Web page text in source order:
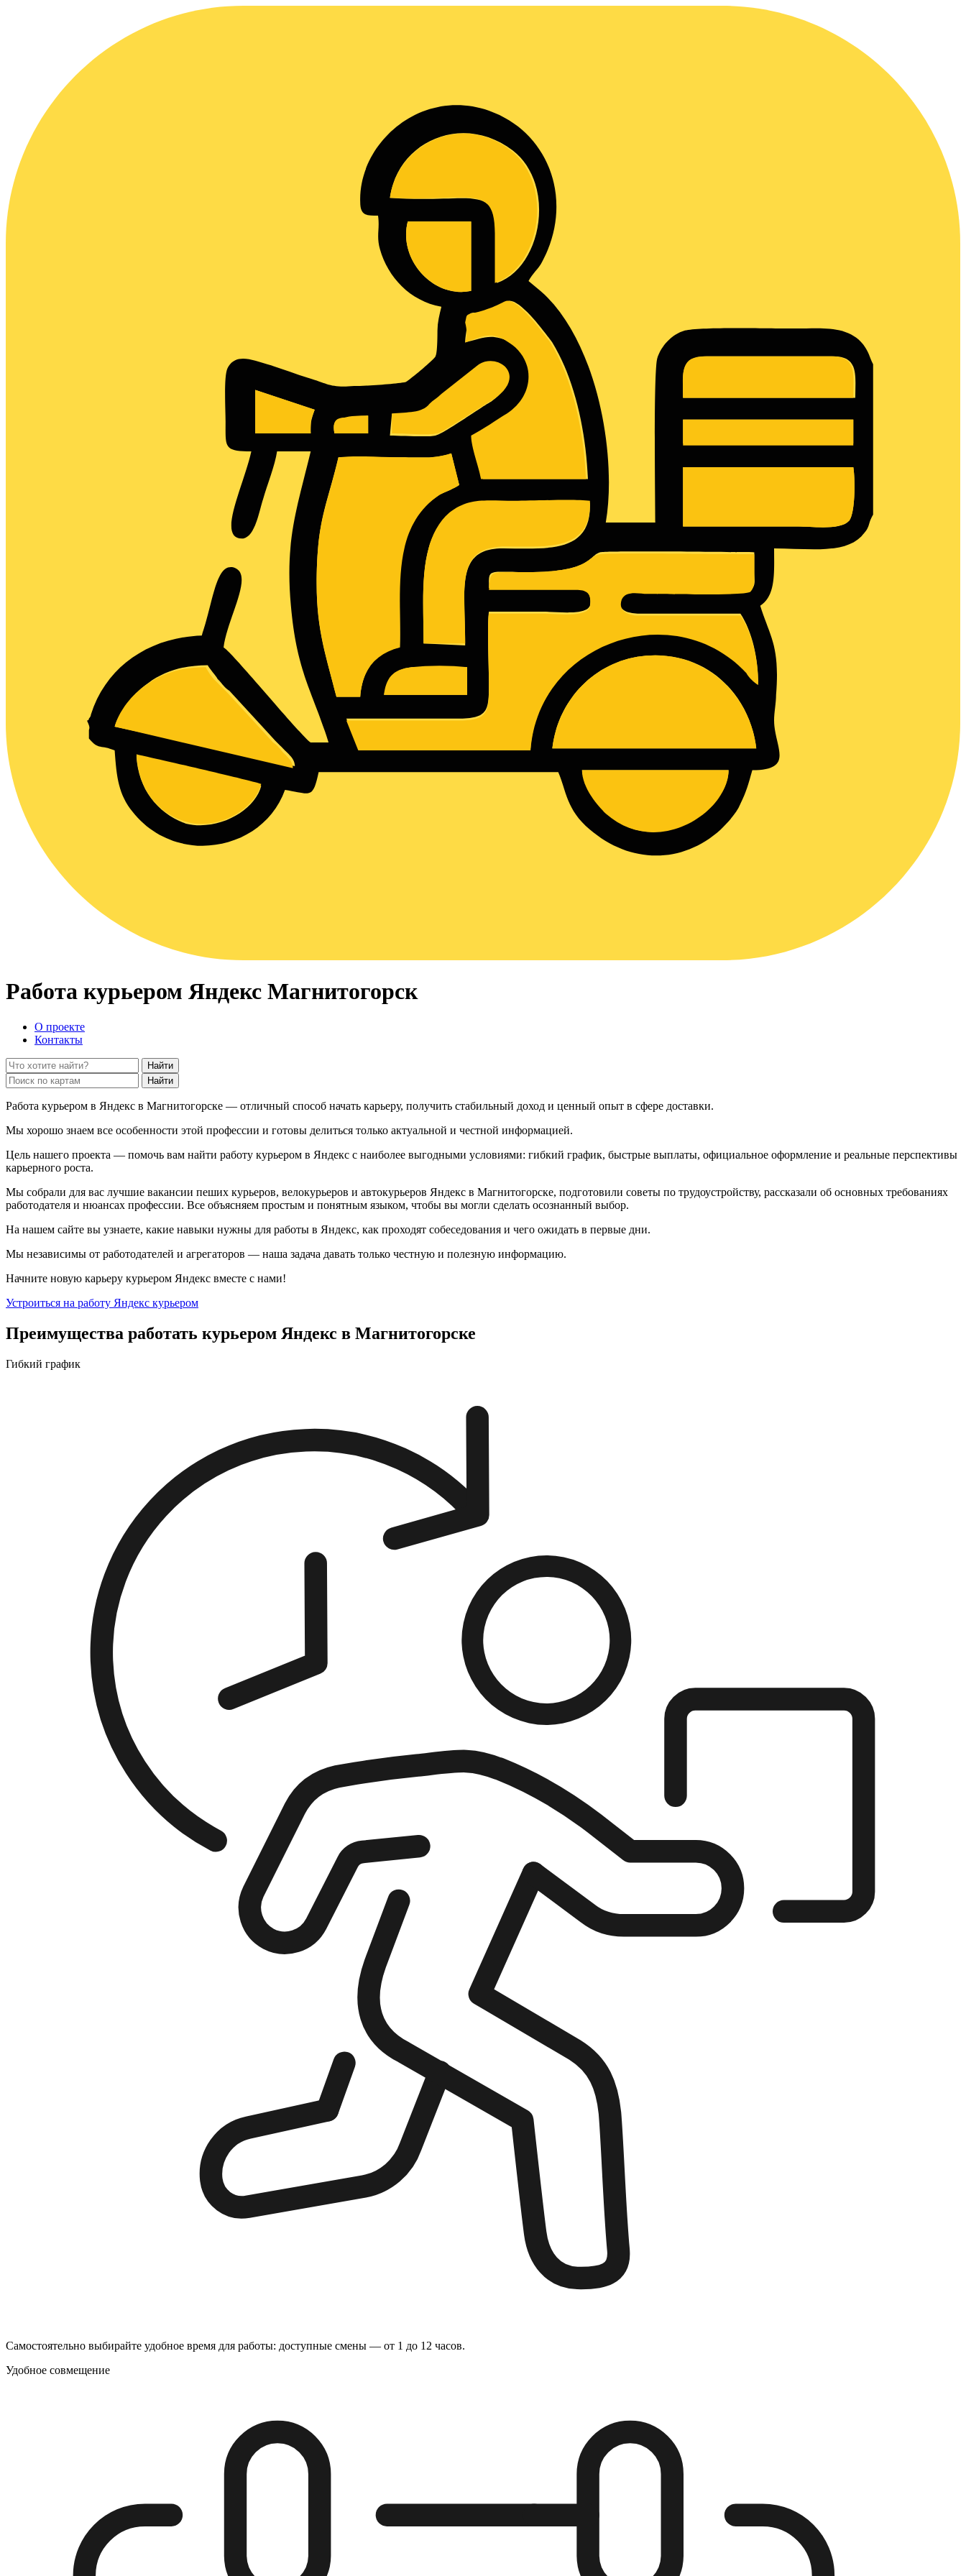
Работа курьером Яндекс Магнитогорск
О проекте
Контакты
Найти
Найти
Работа курьером в Яндекс в Магнитогорске — отличный способ начать карьеру, получить стабильный доход и ценный опыт в сфере доставки.
Мы хорошо знаем все особенности этой профессии и готовы делиться только актуальной и честной информацией.
Цель нашего проекта — помочь вам найти работу курьером в Яндекс с наиболее выгодными условиями: гибкий график, быстрые выплаты, официальное оформление и реальные перспективы
карьерного роста.
Мы собрали для вас лучшие вакансии пеших курьеров, велокурьеров и автокурьеров Яндекс в Магнитогорске, подготовили советы по трудоустройству, рассказали об основных требованиях
работодателя и нюансах профессии. Все объясняем простым и понятным языком, чтобы вы могли сделать осознанный выбор.
На нашем сайте вы узнаете, какие навыки нужны для работы в Яндекс, как проходят собеседования и чего ожидать в первые дни.
Мы независимы от работодателей и агрегаторов — наша задача давать только честную и полезную информацию.
Начните новую карьеру курьером Яндекс вместе с нами!
Устроиться на работу Яндекс курьером
Преимущества работать курьером Яндекс в Магнитогорске
Гибкий график
Самостоятельно выбирайте удобное время для работы: доступные смены — от 1 до 12 часов.
Удобное совмещение